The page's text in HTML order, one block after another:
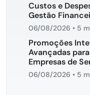
Custos e
Gestão
06/08/2026 • 5
Promoções
Avançadas
Empresas de
06/08/2026 • 5